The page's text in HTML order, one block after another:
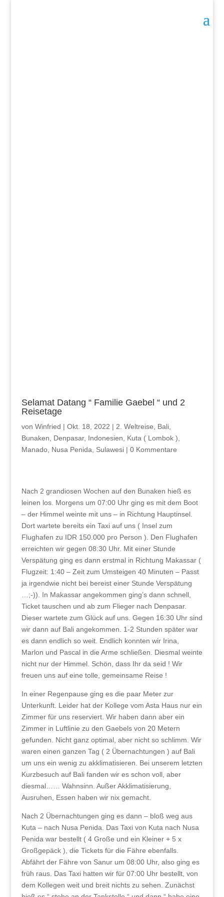
Selamat Datang “ Familie Gaebel “ und 2
Reisetage
von Winfried | Okt. 18, 2022 | 2. Weltreise Bali,
Bunaken
Denpasar, Indonesien Kuta ( Lombok )
Manado, Nusa Penida Sulawesi| 0 Kommentare
Nach 2 grandiosen Wochen auf den Bunaken hieß es
leinen los. Morgens um 07:00 Uhr ging es mit dem Boot
– der Himmel weinte mit uns – in Richtung Hauptinsel.
Dort wartete bereits ein Taxi auf uns ( Insel zum
Flughafen zu IDR 150.000 pro Person ). Den Flughafen
erreichten wir gegen 08:30 Uhr. Mit einer Stunde
Verspätung ging es dann erstmal in Richtung Makassar (
Flugzeit: 1:40 – Zeit zum Umsteigen 40 Minuten – Passt
ja irgendwie nicht bei bereist einer Stunde Verspätung
…;-)). In Makassar angekommen ging’s dann schnell,
Ticket tauschen und ab zum Flieger nach Denpasar.
Dieser wartete zum Glück auf uns. Gegen 16:30 Uhr sind
wir dann auf Bali angekommen. 1-2 Stunden später war
es dann endlich so weit. Endlich konnten wir Irina,
Marlon und Pascal in die Arme schließen. Diesmal weinte
nicht nur der Himmel. Schön, dass Ihr da seid ! Wir
freuen uns auf eine tolle, gemeinsame Reise !
In einer Regenpause ging es die paar Meter zur
Unterkunft. Leider hat der Kollege vom Asta Haus nur ein
Zimmer für uns reserviert. Wir haben dann aber ein
Zimmer in Luftlinie zu den Gaebels von 20 Metern
gefunden. Nicht ganz optimal, aber nicht so schlimm. Wir
waren einen ganzen Tag ( 2 Übernachtungen ) auf Bali
um uns ein wenig zu akklimatisieren. Bei unserem letzten
Kurzbesuch auf Bali fanden wir es schon voll, aber
diesmal…… Wahnsinn. Außer Akklimatisierung,
Ausruhen, Essen haben wir nix gemacht.
Nach 2 Übernachtungen ging es dann – bloß weg aus
Kuta – nach Nusa Penida. Das Taxi von Kuta nach Nusa
Penida war bestellt ( 4 Große und ein Kleiner + 5 x
Großgepäck ), die Tickets für die Fähre ebenfalls.
Abfährt der Fähre von Sanur um 08:00 Uhr, also ging es
früh raus. Das Taxi hatten wir für 07:00 Uhr bestellt, von
dem Kollegen weit und breit nichts zu sehen. Zunächst